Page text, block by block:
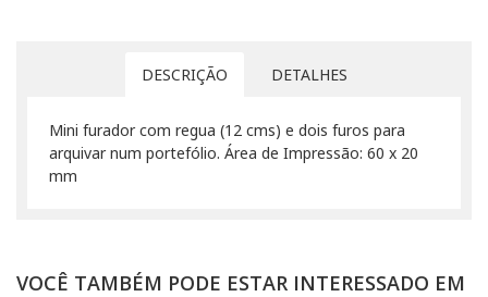
DESCRIÇÃO DETALHES
Mini furador com regua (12 cms) e dois furos para
arquivar num portefólio. Área de Impressão: 60 x 20
mm
VOCÊ TAMBÉM PODE ESTAR INTERESSADO EM